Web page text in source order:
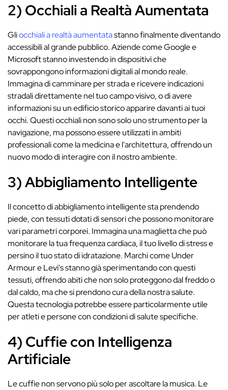
2) Occhiali a Realtà Aumentata
Gliocchiali a realtà aumentatastanno finalmente diventando
accessibili al grande pubblico. Aziende come Google e
Microsoft stanno investendo in dispositivi che
sovrappongono informazioni digitali al mondo reale.
Immagina di camminare per strada e ricevere indicazioni
stradali direttamente nel tuo campo visivo, o di avere
informazioni su un edificio storico apparire davanti ai tuoi
occhi. Questi occhiali non sono solo uno strumento per la
navigazione, ma possono essere utilizzati in ambiti
professionali come la medicina e l'architettura, offrendo un
nuovo modo di interagire con il nostro ambiente.
3) Abbigliamento Intelligente
Il concetto di abbigliamento intelligente sta prendendo
piede, con tessuti dotati di sensori che possono monitorare
vari parametri corporei. Immagina una maglietta che può
monitorare la tua frequenza cardiaca, il tuo livello di stress e
persino il tuo stato di idratazione. Marchi come Under
Armour e Levi's stanno già sperimentando con questi
tessuti, offrendo abiti che non solo proteggono dal freddo o
dal caldo, ma che si prendono cura della nostra salute.
Questa tecnologia potrebbe essere particolarmente utile
per atleti e persone con condizioni di salute specifiche.
4) Cuffie con Intelligenza
Artificiale
Le cuffie non servono più solo per ascoltare la musica. Le